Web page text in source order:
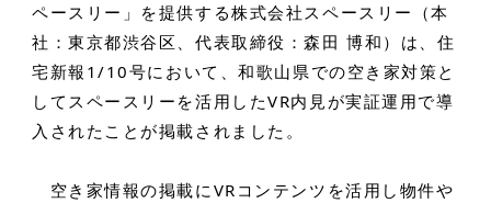
ペースリー」を提供する株式会社スペースリー（本
社：東京都渋谷区、代表取締役：森田 博和）は、住
宅新報1/10号において、和歌山県での空き家対策と
してスペースリーを活用したVR内見が実証運用で導
入されたことが掲載されました。
空き家情報の掲載にVRコンテンツを活用し物件や